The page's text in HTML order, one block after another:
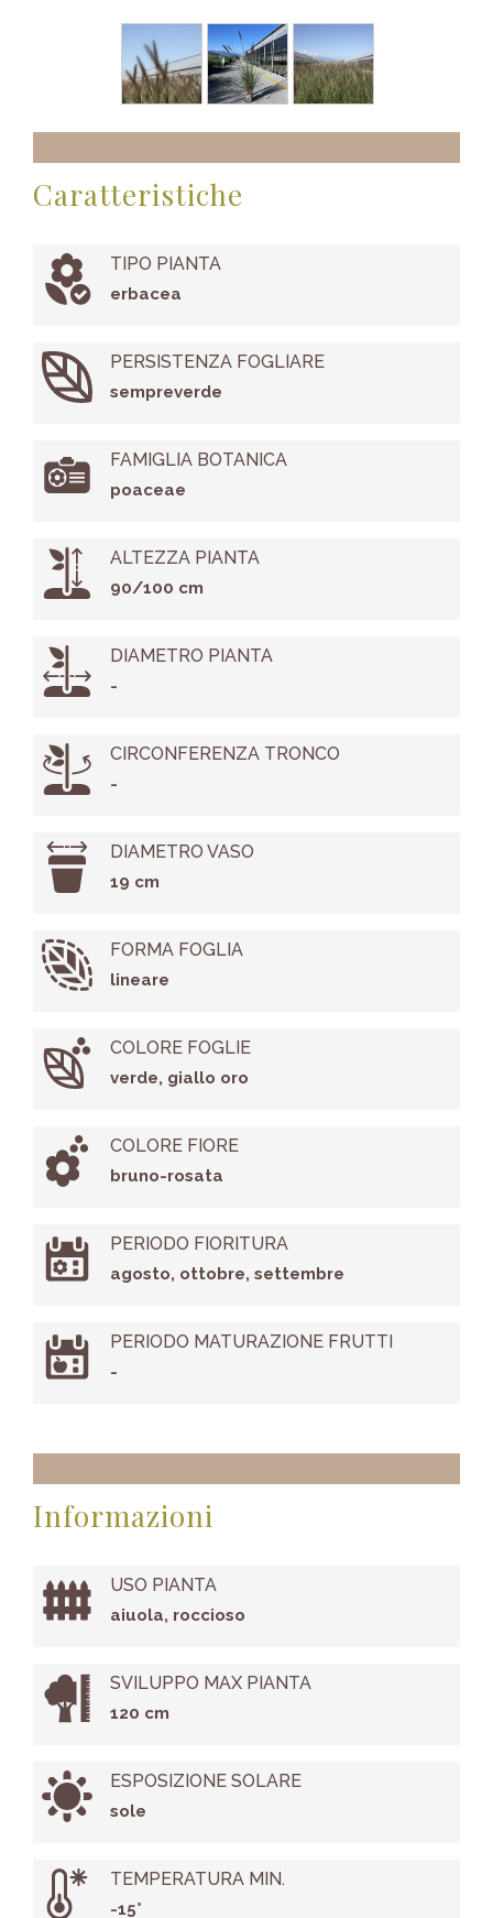
Caratteristiche
TIPO PIANTA
erbacea
PERSISTENZA FOGLIARE
sempreverde
FAMIGLIA BOTANICA
poaceae
ALTEZZA PIANTA
90/100 cm
DIAMETRO PIANTA
-
CIRCONFERENZA TRONCO
-
DIAMETRO VASO
19 cm
FORMA FOGLIA
lineare
COLORE FOGLIE
verde, giallo oro
COLORE FIORE
bruno-rosata
PERIODO FIORITURA
agosto, ottobre, settembre
PERIODO MATURAZIONE FRUTTI
-
Informazioni
USO PIANTA
aiuola, roccioso
SVILUPPO MAX PIANTA
120 cm
ESPOSIZIONE SOLARE
sole
TEMPERATURA MIN.
-15°